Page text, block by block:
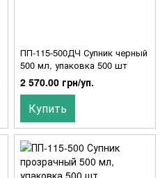
ПП-115-500ДЧ Супник черный
500 мл, упаковка 500 шт
2 570.00 грн/уп.
Купить